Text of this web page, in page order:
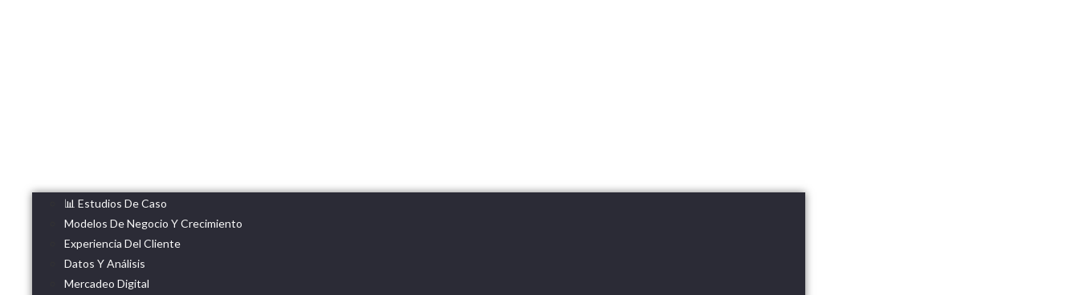
📊 Estudios De Caso
Modelos De Negocio Y Crecimiento
Experiencia Del Cliente
Datos Y Análisis
Mercadeo Digital